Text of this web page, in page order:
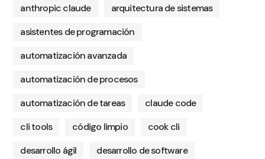
anthropic claude
arquitectura de sistemas
asistentes de programación
automatización avanzada
automatización de procesos
automatización de tareas
claude code
cli tools
código limpio
cook cli
desarrollo ágil
desarrollo de software